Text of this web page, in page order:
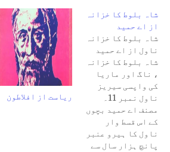
ریاست از افلاطون
شاہ بلوط کا خزانہ
از اے حمید
شاہ بلوط کا خزانہ
ناول از اے حمید
شاہ بلوط کا خزانہ
، ناگ اور ماریا
کی واپسی سیریز
ناول نمبر 11۔
مصنف اے حمید بچوں
کے اس قسط وار
ناول کا ہیرو عنبر
پانچ ہزار سال سے